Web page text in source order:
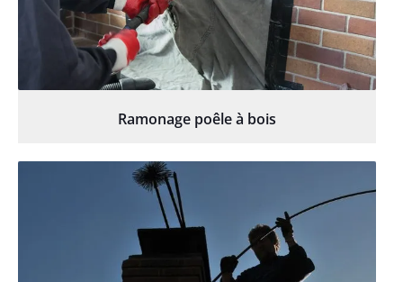
Ramonage poêle à bois